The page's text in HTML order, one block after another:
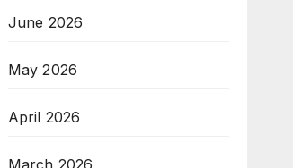
June 2026
May 2026
April 2026
March 2026